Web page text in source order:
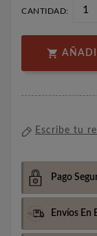
CANTIDAD:

Escribe tu
Pago
Envíos En